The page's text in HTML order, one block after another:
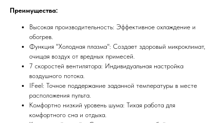
Преимущества:
Высокая производительность: Эффективное охлаждение и
обогрев.
Функция "Холодная плазма": Создает здоровый микроклимат,
очищая воздух от вредных примесей.
7 скоростей вентилятора: Индивидуальная настройка
воздушного потока.
IFeel: Точное поддержание заданной температуры в месте
расположения пульта.
Комфортно низкий уровень шума: Тихая работа для
комфортного сна и отдыха.
Мы всегда рады вам помочь